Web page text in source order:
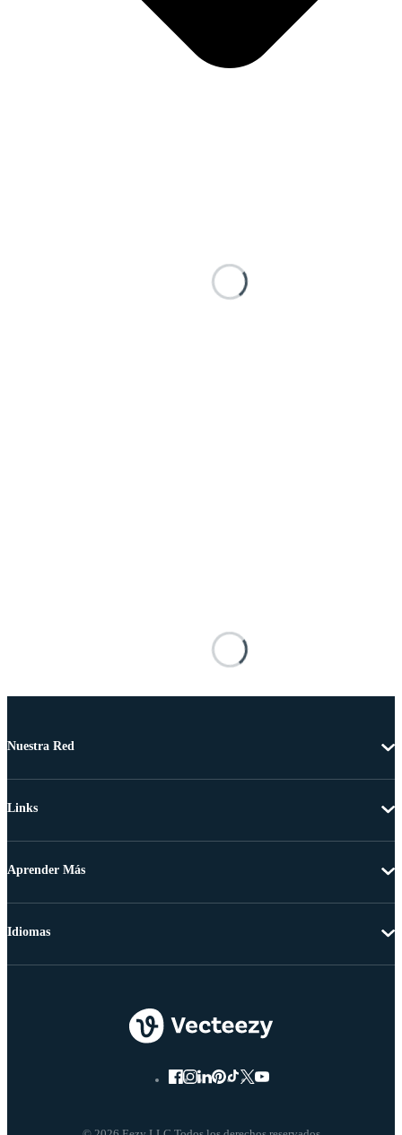
Nuestra Red
Links
Aprender Más
Idiomas